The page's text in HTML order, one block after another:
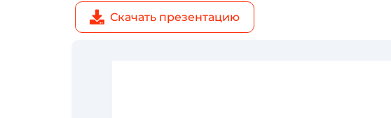
Скачать презентацию